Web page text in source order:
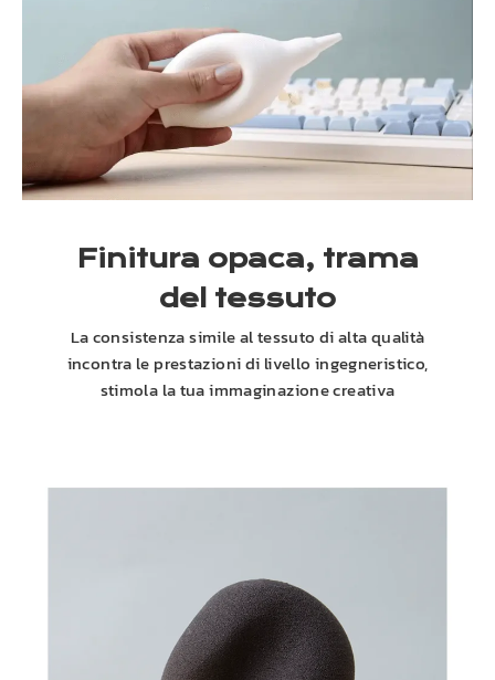
Finitura opaca, trama
del tessuto
La consistenza simile al tessuto di alta qualità
incontra le prestazioni di livello ingegneristico,
stimola la tua immaginazione creativa